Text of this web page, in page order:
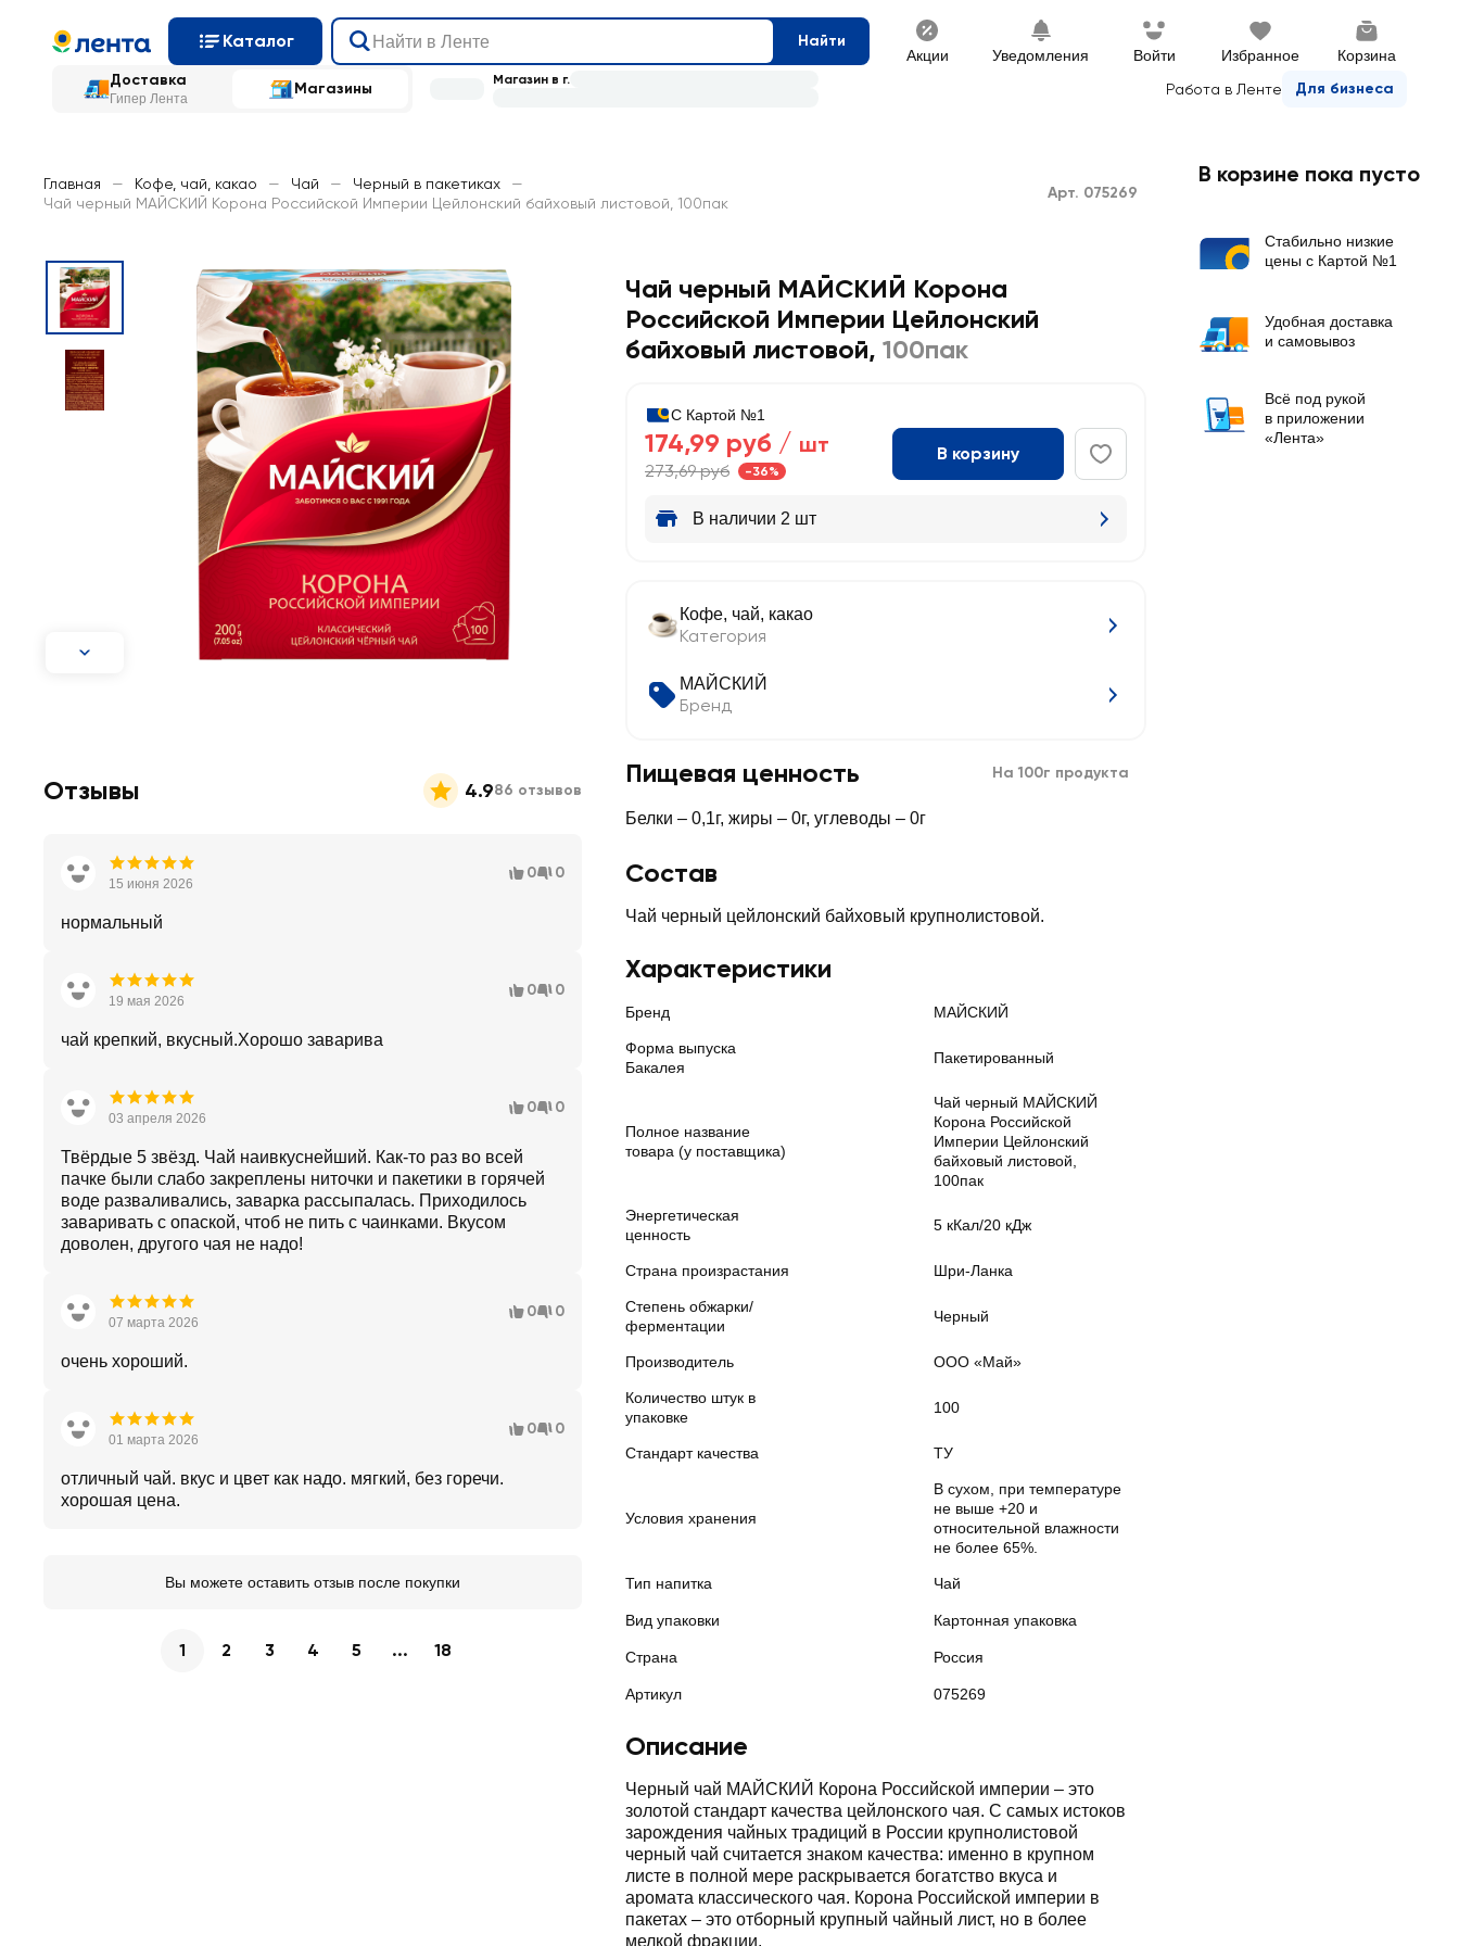
Каталог Найти
Акции Уведомления Войти Избранное Корзина
Доставка
Гипер Лента
Магазины Работа в Ленте Для бизнеса
Магазин в г.
Главная — Кофе, чай, какао — Чай — Черный в пакетиках
—
Чай черный МАЙСКИЙ Корона Российской Империи Цейлонский байховый листовой, 100пак
Арт. 075269
Чай черный МАЙСКИЙ Корона
Российской Империи Цейлонский
байховый листовой, 100пак
С Картой №1
174,99 руб / шт
273,69 руб -36%
В корзину
В наличии 2 шт
Кофе, чай, какао
Категория
МАЙСКИЙ
Бренд
Пищевая ценность На 100г продукта
Белки – 0,1г, жиры – 0г, углеводы – 0г
Состав
Чай черный цейлонский байховый крупнолистовой.
Характеристики
Бренд МАЙСКИЙ
Форма выпуска
Бакалея
Пакетированный
Полное название
товара (у поставщика)
Чай черный МАЙСКИЙ
Корона Российской
Империи Цейлонский
байховый листовой,
100пак
Энергетическая
ценность
5 кКал/20 кДж
Страна произрастания Шри-Ланка
Степень обжарки/
ферментации
Черный
Производитель ООО «Май»
Количество штук в
упаковке
100
Стандарт качества ТУ
Условия хранения
В сухом, при температуре
не выше +20 и
относительной влажности
не более 65%.
Тип напитка Чай
Вид упаковки Картонная упаковка
Страна Россия
Артикул 075269
Описание
Черный чай МАЙСКИЙ Корона Российской империи – это
золотой стандарт качества цейлонского чая. С самых истоков
зарождения чайных традиций в России крупнолистовой
черный чай считается знаком качества: именно в крупном
листе в полной мере раскрывается богатство вкуса и
аромата классического чая. Корона Российской империи в
пакетах – это отборный крупный чайный лист, но в более
мелкой фракции.
Отзывы 4.986 отзывов
15 июня 2026
0 0
нормальный
19 мая 2026
0 0
чай крепкий, вкусный.Хорошо заварива
03 апреля 2026
0 0
Твёрдые 5 звёзд. Чай наивкуснейший. Как-то раз во всей
пачке были слабо закреплены ниточки и пакетики в горячей
воде разваливались, заварка рассыпалась. Приходилось
заваривать с опаской, чтоб не пить с чаинками. Вкусом
доволен, другого чая не надо!
07 марта 2026
0 0
очень хороший.
01 марта 2026
0 0
отличный чай. вкус и цвет как надо. мягкий, без горечи.
хорошая цена.
Вы можете оставить отзыв после покупки
1 2 3 4 5 ... 18
В корзине пока пусто
Стабильно низкие
цены с Картой №1
Удобная доставка
и самовывоз
Всё под рукой
в приложении
«Лента»